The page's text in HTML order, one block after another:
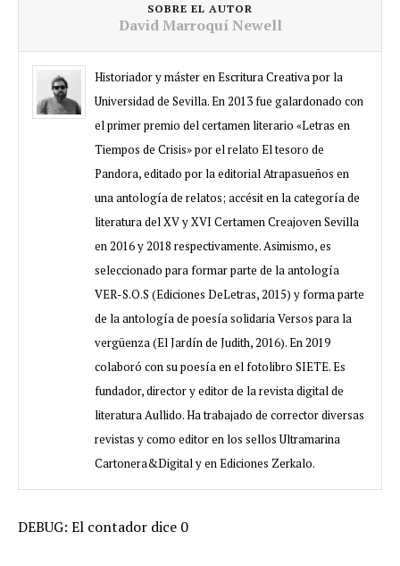
SOBRE EL AUTOR
David Marroquí Newell
Historiador y máster en Escritura Creativa por la
Universidad de Sevilla. En 2013 fue galardonado con
el primer premio del certamen literario «Letras en
Tiempos de Crisis» por el relato El tesoro de
Pandora, editado por la editorial Atrapasueños en
una antología de relatos; accésit en la categoría de
literatura del XV y XVI Certamen Creajoven Sevilla
en 2016 y 2018 respectivamente. Asimismo, es
seleccionado para formar parte de la antología
VER-S.O.S (Ediciones DeLetras, 2015) y forma parte
de la antología de poesía solidaria Versos para la
vergüenza (El Jardín de Judith, 2016). En 2019
colaboró con su poesía en el fotolibro SIETE. Es
fundador, director y editor de la revista digital de
literatura Aullido. Ha trabajado de corrector diversas
revistas y como editor en los sellos Ultramarina
Cartonera&Digital y en Ediciones Zerkalo.
DEBUG: El contador dice 0